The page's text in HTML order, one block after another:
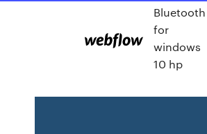
Bluetooth
for
windows
10 hp